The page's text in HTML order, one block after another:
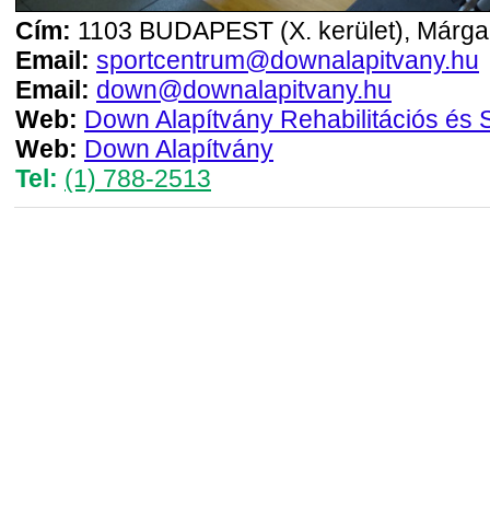
Cím: 1103 BUDAPEST (X. kerület),
Email: sportcentrum@downalapitvany.hu
Email: down@downalapitvany.hu
Web: Down Alapítvány Rehabilitációs és
Web: Down Alapítvány
Tel: (1) 788-2513